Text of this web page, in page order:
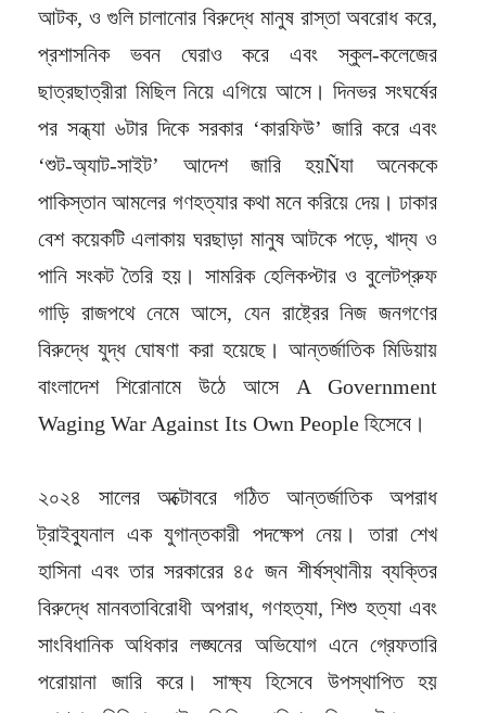
আটক, ও গুলি চালানোর বিরুদ্ধে মানুষ রাস্তা অবরোধ করে,
প্রশাসনিক ভবন ঘেরাও করে এবং স্কুল-কলেজের
ছাত্রছাত্রীরা মিছিল নিয়ে এগিয়ে আসে। দিনভর সংঘর্ষের
পর সন্ধ্যা ৬টার দিকে সরকার ‘কারফিউ’ জারি করে এবং
‘শুট-অ্যাট-সাইট’ আদেশ জারি হয়Ñযা অনেককে
পাকিস্তান আমলের গণহত্যার কথা মনে করিয়ে দেয়। ঢাকার
বেশ কয়েকটি এলাকায় ঘরছাড়া মানুষ আটকে পড়ে, খাদ্য ও
পানি সংকট তৈরি হয়। সামরিক হেলিকপ্টার ও বুলেটপ্রুফ
গাড়ি রাজপথে নেমে আসে, যেন রাষ্ট্রের নিজ জনগণের
বিরুদ্ধে যুদ্ধ ঘোষণা করা হয়েছে। আন্তর্জাতিক মিডিয়ায়
বাংলাদেশ শিরোনামে উঠে আসে A Government
Waging War Against Its Own People হিসেবে।
২০২৪ সালের অক্টোবরে গঠিত আন্তর্জাতিক অপরাধ
ট্রাইব্যুনাল এক যুগান্তকারী পদক্ষেপ নেয়। তারা শেখ
হাসিনা এবং তার সরকারের ৪৫ জন শীর্ষস্থানীয় ব্যক্তির
বিরুদ্ধে মানবতাবিরোধী অপরাধ, গণহত্যা, শিশু হত্যা এবং
সাংবিধানিক অধিকার লঙ্ঘনের অভিযোগ এনে গ্রেফতারি
পরোয়ানা জারি করে। সাক্ষ্য হিসেবে উপস্থাপিত হয়